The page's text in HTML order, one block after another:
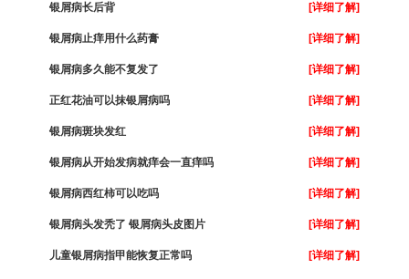
银屑病长后背 [详细了解]
银屑病止痒用什么药膏 [详细了解]
银屑病多久能不复发了 [详细了解]
正红花油可以抹银屑病吗 [详细了解]
银屑病斑块发红 [详细了解]
银屑病从开始发病就痒会一直痒吗 [详细了解]
银屑病西红柿可以吃吗 [详细了解]
银屑病头发秃了 银屑病头皮图片 [详细了解]
儿童银屑病指甲能恢复正常吗 [详细了解]